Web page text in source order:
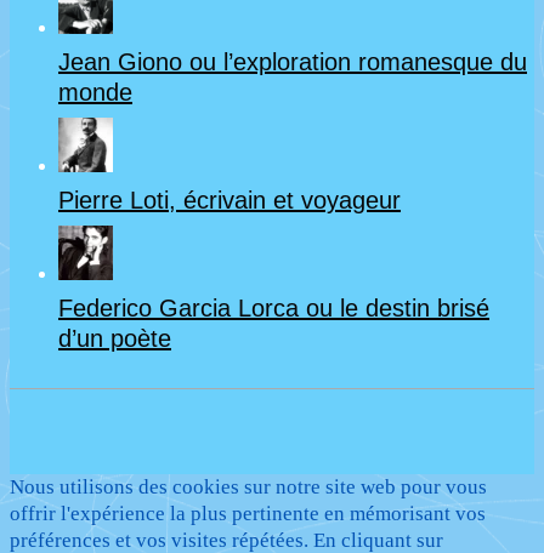
Jean Giono ou l’exploration romanesque du
monde
Pierre Loti, écrivain et voyageur
Federico Garcia Lorca ou le destin brisé
d’un poète
Nous utilisons des cookies sur notre site web pour vous
offrir l'expérience la plus pertinente en mémorisant vos
préférences et vos visites répétées. En cliquant sur